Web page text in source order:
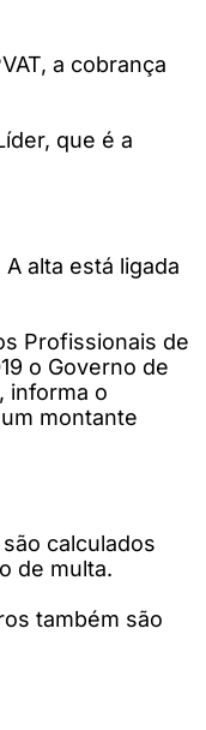
a cobrança
que é a
alta está ligada
Profissionais de
o Governo de
informa o
montante
calculados
de multa.
também são